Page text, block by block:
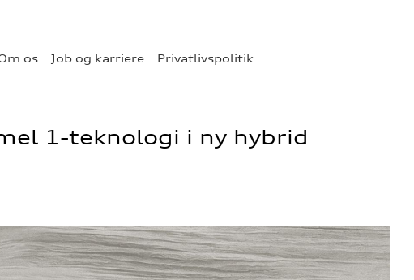
os Job og karriere Privatlivspolitik
1-teknologi i ny hybrid